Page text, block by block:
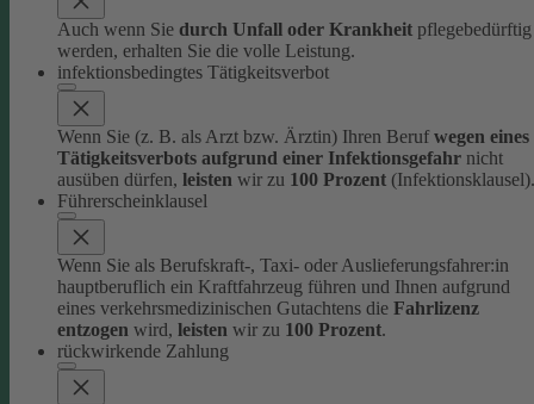
Auch wenn Sie durch Unfall oder Krankheit pflegebedürftig
werden, erhalten Sie die volle Leistung.
infektionsbedingtes Tätigkeitsverbot
Wenn Sie (z. B. als Arzt bzw. Ärztin) Ihren Beruf wegen eines
Tätigkeitsverbots aufgrund einer Infektionsgefahr nicht
ausüben dürfen, leisten wir zu 100 Prozent (Infektionsklausel).
Führerscheinklausel
Wenn Sie als Berufskraft-, Taxi- oder Auslieferungsfahrer:in
hauptberuflich ein Kraftfahrzeug führen und Ihnen aufgrund
eines verkehrsmedizinischen Gutachtens die Fahrlizenz
entzogen wird, leisten wir zu 100 Prozent.
rückwirkende Zahlung